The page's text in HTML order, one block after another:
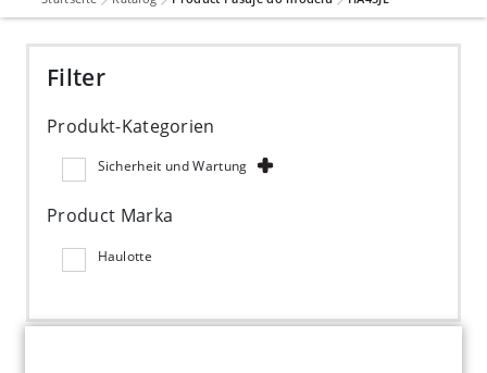
Filter
Produkt-Kategorien
Sicherheit und Wartung
Product Marka
Haulotte